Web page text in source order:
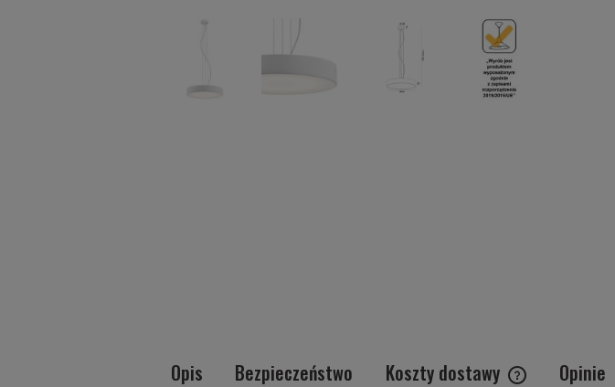
Opis Bezpieczeństwo Koszty dostawy Opinie